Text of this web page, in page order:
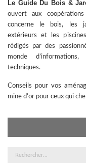
Le Guide Du Bois &
ouvert aux
concerne le bois, les
extérieurs et les
rédigés par des
monde
techniques.
Conseils pour vos
mine d’or pour ceux qui
Rechercher